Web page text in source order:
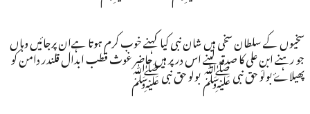
سخیوں کے سلطان سخی ہیں شان نبی کیا کہنے خوب کرم ہوتا ہےان پرجائیں وہاں
جو رہنے ابنِ علی کا صدقہ لینے اس در پر ہیں حاضر غوث قطب ابدال قلندر دامن کو
پھیلاۓ بولو حق نبی ﷺ بولو حق نبی ﷺ